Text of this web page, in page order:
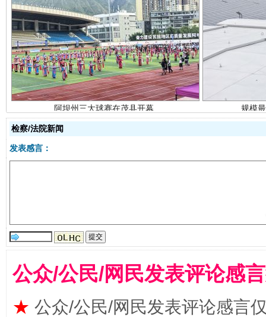
阿坝州三大球赛在茂县开幕 规模
检察/法院新闻
发表感言：
公众/公民/网民发表评论感
★ 公众/公民/网民发表评论感言